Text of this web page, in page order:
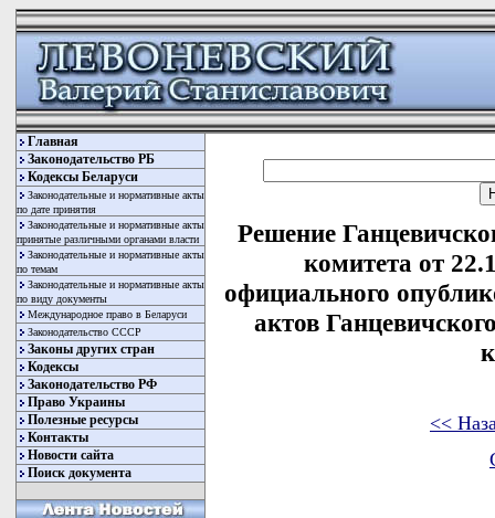
Главная
Законодательство РБ
Кодексы Беларуси
Законодательные и нормативные акты
по дате принятия
Законодательные и нормативные акты
принятые различными органами власти
Законодательные и нормативные акты
по темам
Законодательные и нормативные акты
по виду документы
Международное право в Беларуси
Законодательство СССР
Законы других стран
Кодексы
Законодательство РФ
Право Украины
Полезные ресурсы
Контакты
Новости сайта
Поиск документа
Решение
комитета от
официального
актов
<<